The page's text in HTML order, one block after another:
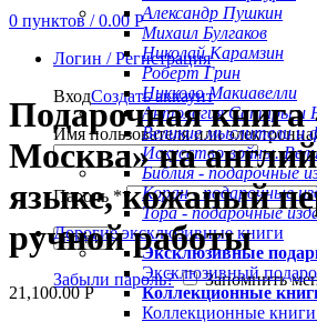
0 пунктов / 0.00 Р
Логин / Регистрация
ВходСоздать аккаунт
Имя пользователя или
Пароль *
Войти
Забыли пароль? Запомнить
Александр Пушкин
Михаил Булгаков
Николай Карамзин
Роберт Грин
Никколо Макиавелли
Антология Сатиры и
Великие мыслители и
Искусство войны.
Библия - подарочные
Коран - подарочные
Тора - подарочные
Дорогие эксклюзивные книги
Эксклюзивные
Эксклюзивный
Коллекционные
Коллекционные
Увеличить
Подарочная книга
Москва» на
языке, кожаный
ручной работы
21,100.00Р